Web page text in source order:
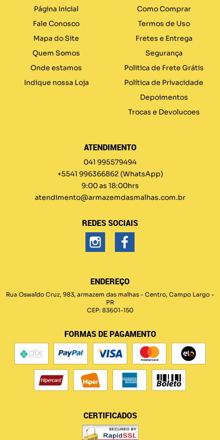
Página Inicial
Fale Conosco
Mapa do Site
Quem Somos
Onde estamos
Indique nossa Loja
Como Comprar
Termos de Uso
Fretes e Entrega
Segurança
Politica de Frete Grátis
Política de Privacidade
Depoimentos
Trocas e Devolucoes
ATENDIMENTO
041 995579494
+5541 996366862 (WhatsApp)
9:00 as 18:00hrs
atendimento@armazemdasmalhas.com.br
REDES SOCIAIS
ENDEREÇO
Rua Oswaldo Cruz, 983, armazem das malhas - Centro, Campo Largo -
PR
CEP: 83601-150
FORMAS DE PAGAMENTO
CERTIFICADOS